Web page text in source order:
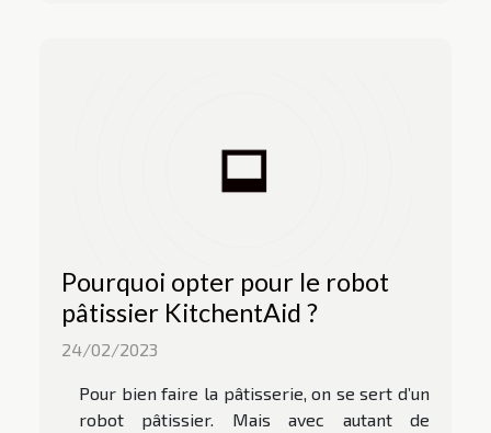
Pourquoi opter pour le robot
pâtissier KitchentAid ?
24/02/2023
Pour bien faire la pâtisserie, on se sert d’un
robot pâtissier. Mais avec autant de